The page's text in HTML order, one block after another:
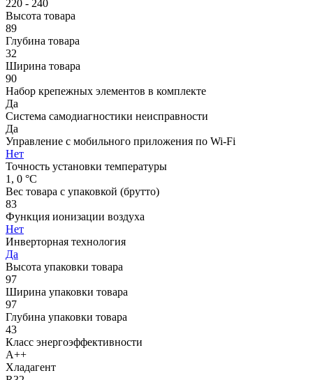
220 - 240
Высота товара
89
Глубина товара
32
Ширина товара
90
Набор крепежных элементов в комплекте
Да
Система самодиагностики неисправности
Да
Управление c мобильного приложения по Wi-Fi
Нет
Точность установки температуры
1, 0 °С
Вес товара с упаковкой (брутто)
83
Функция ионизации воздуха
Нет
Инверторная технология
Да
Высота упаковки товара
97
Ширина упаковки товара
97
Глубина упаковки товара
43
Класс энергоэффективности
A++
Хладагент